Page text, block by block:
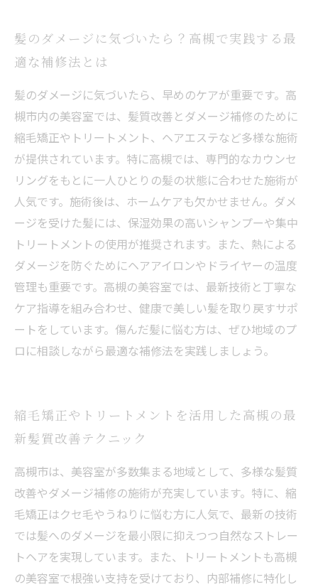
髪のダメージに気づいたら？高槻で実践する最
適な補修法とは
髪のダメージに気づいたら、早めのケアが重要です。高
槻市内の美容室では、髪質改善とダメージ補修のために
縮毛矯正やトリートメント、ヘアエステなど多様な施術
が提供されています。特に高槻では、専門的なカウンセ
リングをもとに一人ひとりの髪の状態に合わせた施術が
人気です。施術後は、ホームケアも欠かせません。ダメ
ージを受けた髪には、保湿効果の高いシャンプーや集中
トリートメントの使用が推奨されます。また、熱による
ダメージを防ぐためにヘアアイロンやドライヤーの温度
管理も重要です。高槻の美容室では、最新技術と丁寧な
ケア指導を組み合わせ、健康で美しい髪を取り戻すサポ
ートをしています。傷んだ髪に悩む方は、ぜひ地域のプ
ロに相談しながら最適な補修法を実践しましょう。
縮毛矯正やトリートメントを活用した高槻の最
新髪質改善テクニック
高槻市は、美容室が多数集まる地域として、多様な髪質
改善やダメージ補修の施術が充実しています。特に、縮
毛矯正はクセ毛やうねりに悩む方に人気で、最新の技術
では髪へのダメージを最小限に抑えつつ自然なストレー
トヘアを実現しています。また、トリートメントも高槻
の美容室で根強い支持を受けており、内部補修に特化し